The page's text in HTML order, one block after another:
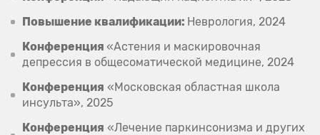
Повышение квалификации: Неврология, 2024
Конференция «Астения и маскировочная
депрессия в общесоматической медицине, 2024
Конференция «Московская областная школа
инсульта», 2025
Конференция «Лечение паркинсонизма и других